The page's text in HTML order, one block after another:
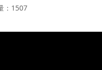
：1507